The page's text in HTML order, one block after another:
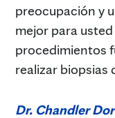
preocupación y
mejor para
procedimientos
realizar biopsias
Dr. Chandler